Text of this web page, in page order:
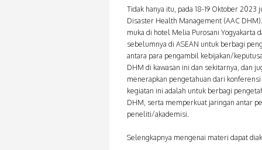
Tidak hanya itu, pada 18-19 Oktober
Disaster Health Management (AAC
muka di hotel Melia Purosani Yogyakarta
sebelumnya di ASEAN untuk berbagi
antara para pengambil kebijakan/
DHM di kawasan ini dan sekitarnya, dan
menerapkan pengetahuan dari
kegiatan ini adalah untuk berbagi
DHM, serta memperkuat jaringan antar
peneliti/akademisi.
Selengkapnya mengenai materi dapat